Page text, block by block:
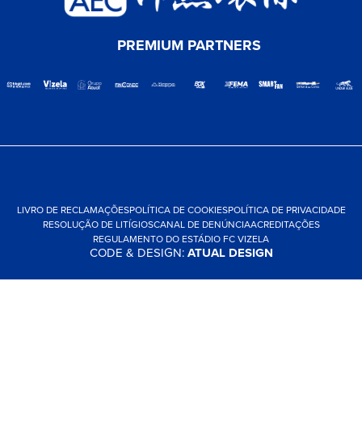
PREMIUM PARTNERS
LIVRO DE RECLAMAÇÕESPOLÍTICA DE COOKIESPOLÍTICA DE PRIVACIDADE
RESOLUÇÃO DE LITÍGIOSCANAL DE DENÚNCIAACREDITAÇÕES
REGULAMENTO DO ESTÁDIO FC VIZELA
CODE & DESIGN:ATUAL DESIGN